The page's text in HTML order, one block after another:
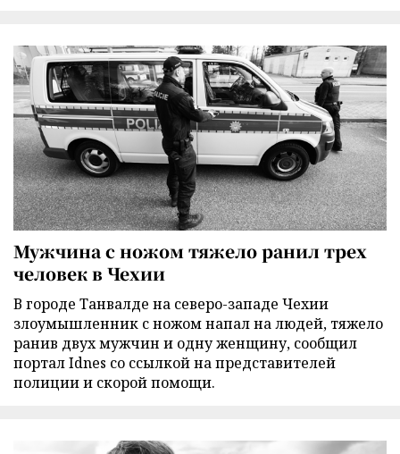
Мужчина с ножом тяжело ранил трех
человек в Чехии
В городе Танвалде на северо-западе Чехии
злоумышленник с ножом напал на людей, тяжело
ранив двух мужчин и одну женщину, сообщил
портал Idnes со ссылкой на представителей
полиции и скорой помощи.